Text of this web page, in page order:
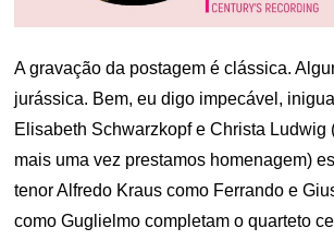
A gravação da postagem é clássica.
jurássica. Bem, eu digo impecável,
Elisabeth Schwarzkopf e Christa Ludwig
mais uma vez prestamos homenagem)
tenor Alfredo Kraus como Ferrando e
como Guglielmo completam o quarteto